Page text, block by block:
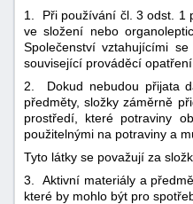
1. Při používání čl. 3 odst. 1
ve složení nebo
Společenství vztahujícími
související prováděcí
2. Dokud nebudou přijata
předměty, složky záměrně
prostředí, které potraviny
použitelnými na potraviny a
Tyto látky se považují za
3. Aktivní materiály a
které by mohlo být pro